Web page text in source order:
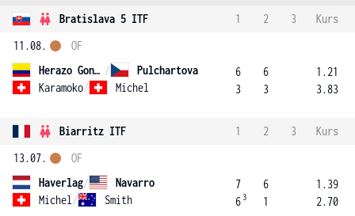
Bratislava 5 ITF 1 2 3
Kurs
11.08.
Herazo Gonzalez /
Pulchartova
Karamoko/ Michel
OF
6
3
6
3
1.21
3.83
Biarritz ITF 1 2 3
Kurs
13.07.
Haverlag/
Navarro
Michel / Smith
OF
7
6 3
6
1
1.39
2.70